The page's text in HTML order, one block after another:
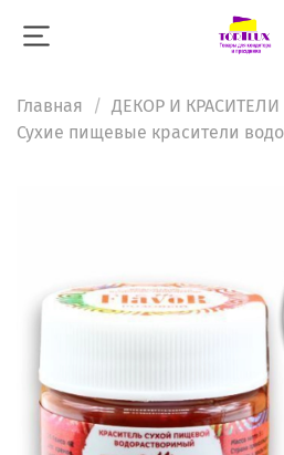
Главная ДЕКОР И КРАСИТЕЛИ
Сухие пищевые красители